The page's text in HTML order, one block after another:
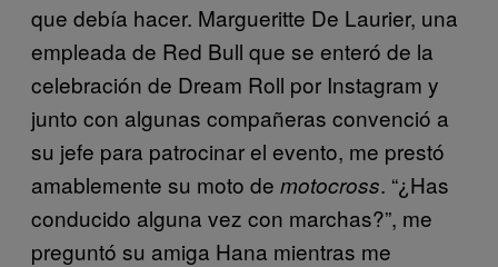
que debía hacer. Margueritte De Laurier, una
empleada de Red Bull que se enteró de la
celebración de Dream Roll por Instagram y
junto con algunas compañeras convenció a
su jefe para patrocinar el evento, me prestó
amablemente su moto de motocross. “¿Has
conducido alguna vez con marchas?”, me
preguntó su amiga Hana mientras me